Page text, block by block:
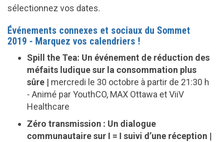
sélectionnez vos dates.
Événements connexes et sociaux du Sommet
2019 - Marquez vos calendriers !
Spill the Tea: Un événement de réduction des
méfaits ludique sur la consommation plus
sûre | mercredi le 30 octobre à partir de 21:30 h
- Animé par YouthCO, MAX Ottawa et ViiV
Healthcare
Zéro transmission : Un dialogue
communautaire sur I = I suivi d’une réception |